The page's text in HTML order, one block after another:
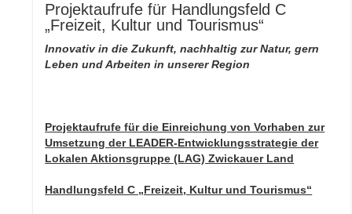
Projektaufrufe für Handlungsfeld C
„Freizeit, Kultur und Tourismus“
Innovativ in die Zukunft, nachhaltig zur Natur,gern
Leben und Arbeiten in unserer Region
Projektaufrufe für die Einreichung von Vorhaben zur
Umsetzung der LEADER-Entwicklungsstrategie der
Lokalen Aktionsgruppe (LAG) Zwickauer Land
Handlungsfeld C „Freizeit, Kultur und Tourismus“